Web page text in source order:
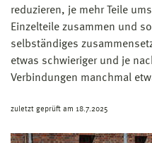
reduzieren, je mehr Teile
Einzelteile zusammen und
selbständiges
etwas schwieriger und je
Verbindungen manchmal
zuletzt geprüft am 18.7.2025